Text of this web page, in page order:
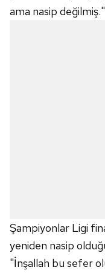
ama nasip
Şampiyonlar Ligi
yeniden nasip
"İnşallah bu sefer